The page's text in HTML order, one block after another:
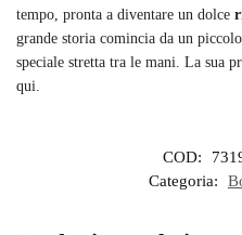
tempo, pronta a diventare un dolce
grande storia comincia da un
speciale stretta tra le mani. La sua
qui.
COD:
Categoria: